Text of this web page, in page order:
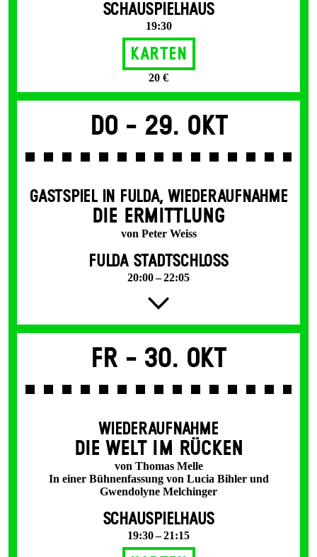
SCHAUSPIELHAUS
19:30
Karten
20 €
Do - 29. Okt
GASTSPIEL IN FULDA,WIEDERAUFNAHME
DIE ERMITTLUNG
von Peter Weiss
FULDA STADTSCHLOSS
20:00 – 22:05
Fr - 30. Okt
WIEDERAUFNAHME
DIE WELT IM RÜCKEN
von Thomas Melle
In einer Bühnenfassung von Lucia Bihler und
Gwendolyne Melchinger
SCHAUSPIELHAUS
19:30 – 21:15